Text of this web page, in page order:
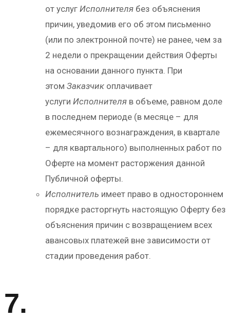
от услуг Исполнителя без объяснения
причин, уведомив его об этом письменно
(или по электронной почте) не ранее, чем за
2 недели о прекращении действия Оферты
на основании данного пункта. При
этом Заказчик оплачивает
услуги Исполнителя в объеме, равном доле
в последнем периоде (в месяце – для
ежемесячного вознаграждения, в квартале
– для квартального) выполненных работ по
Оферте на момент расторжения данной
Публичной оферты.
Исполнитель имеет право в одностороннем
порядке расторгнуть настоящую Оферту без
объяснения причин с возвращением всех
авансовых платежей вне зависимости от
стадии проведения работ.
7.